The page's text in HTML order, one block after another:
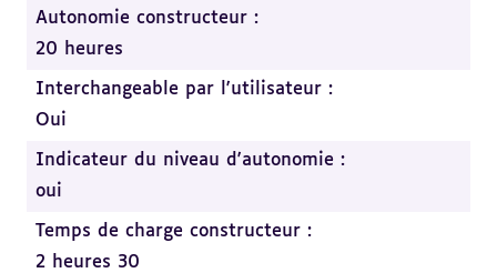
Autonomie constructeur :
20 heures
Interchangeable par l'utilisateur :
Oui
Indicateur du niveau d'autonomie :
oui
Temps de charge constructeur :
2 heures 30